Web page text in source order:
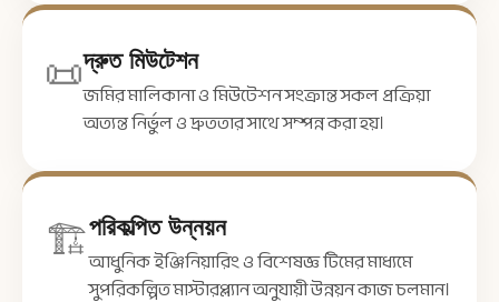
📜দ্রুত মিউটেশন
জমির মালিকানা ও মিউটেশন সংক্রান্ত সকল প্রক্রিয়া
অত্যন্ত নির্ভুল ও দ্রুততার সাথে সম্পন্ন করা হয়।
🏗️পরিকল্পিত উন্নয়ন
আধুনিক ইঞ্জিনিয়ারিং ও বিশেষজ্ঞ টিমের মাধ্যমে
সুপরিকল্পিত মাস্টারপ্ল্যান অনুযায়ী উন্নয়ন কাজ চলমান।